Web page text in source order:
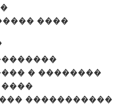
����
� ��������
�����������